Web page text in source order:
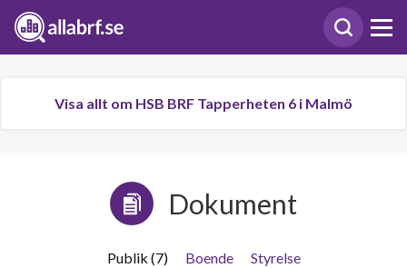
Visa allt om HSB BRF Tapperheten 6 i Malmö
Dokument
Publik (7) Boende
Styrelse